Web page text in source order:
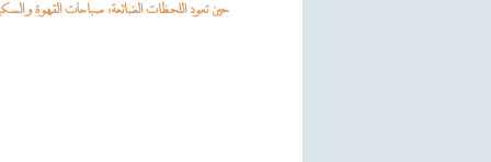
حين تعود اللحظات الضائعة: صباحات القهوة